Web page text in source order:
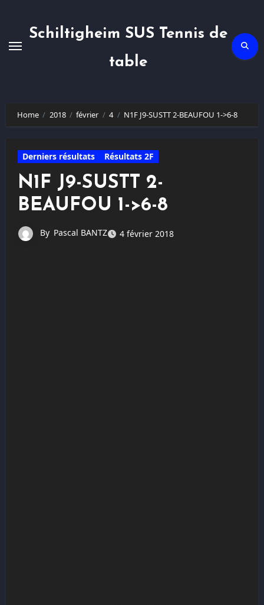
Schiltigheim SUS Tennis de
table
Home 2018 février 4 N1F J9-SUSTT 2-BEAUFOU 1->6-8
Derniers résultats Résultats 2F
N1F J9-SUSTT 2-
BEAUFOU 1->6-8
By Pascal BANTZ 4 février 2018